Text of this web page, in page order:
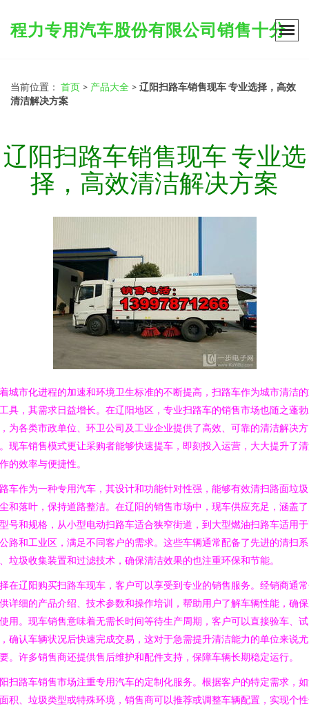
程力专用汽车股份有限公司销售十分
当前位置： 首页 > 产品大全 > 辽阳扫路车销售现车 专业选择，高效
清洁解决方案
辽阳扫路车销售现车 专业选
择，高效清洁解决方案
城市化进程的加速和环境卫生标准的不断提高，扫路车作为城市清洁
具，其需求日益增长。在辽阳地区，专业扫路车的销售市场也随之蓬
为各类市政单位、环卫公司及工业企业提供了高效、可靠的清洁解决方
现车销售模式更让采购者能够快速提车，即刻投入运营，大大提升了
的效率与便捷性。
车作为一种专用汽车，其设计和功能针对性强，能够有效清扫路面垃
和落叶，保持道路整洁。在辽阳的销售市场中，现车供应充足，涵盖
号和规格，从小型电动扫路车适合狭窄街道，到大型燃油扫路车适用
路和工业区，满足不同客户的需求。这些车辆通常配备了先进的清扫系
垃圾收集装置和过滤技术，确保清洁效果的也注重环保和节能。
在辽阳购买扫路车现车，客户可以享受到专业的销售服务。经销商通
详细的产品介绍、技术参数和操作培训，帮助用户了解车辆性能，确
用。现车销售意味着无需长时间等待生产周期，客户可以直接验车、试
确认车辆状况后快速完成交易，这对于急需提升清洁能力的单位来说
。许多销售商还提供售后维护和配件支持，保障车辆长期稳定运行。
扫路车销售市场注重专用汽车的定制化服务。根据客户的特定需求，
积、垃圾类型或特殊环境，销售商可以推荐或调整车辆配置，实现个